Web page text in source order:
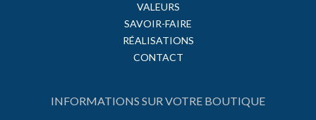
VALEURS
SAVOIR-FAIRE
RÉALISATIONS
CONTACT
INFORMATIONS SUR VOTRE BOUTIQUE